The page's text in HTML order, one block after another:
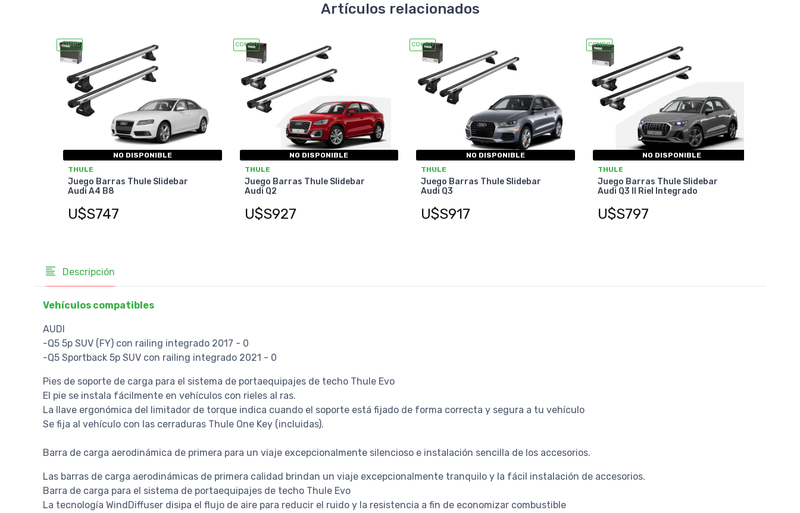
Artículos relacionados
COMBO
NO DISPONIBLE
THULE
Juego Barras Thule Slidebar
Audi A4 B8
U$S747
COMBO
NO DISPONIBLE
THULE
Juego Barras Thule Slidebar
Audi Q2
U$S927
COMBO
NO DISPONIBLE
THULE
Juego Barras Thule Slidebar
Audi Q3
U$S917
COMBO
NO DISPONIBLE
THULE
Juego Barras Thule Slidebar
Audi Q3 II Riel Integrado
U$S797
Descripción
Vehículos compatibles
AUDI
-Q5 5p SUV (FY) con railing integrado 2017 - 0
-Q5 Sportback 5p SUV con railing integrado 2021 - 0
Pies de soporte de carga para el sistema de portaequipajes de techo Thule Evo
El pie se instala fácilmente en vehículos con rieles al ras.
La llave ergonómica del limitador de torque indica cuando el soporte está fijado de forma correcta y segura a tu vehículo
Se fija al vehículo con las cerraduras Thule One Key (incluidas).
Barra de carga aerodinámica de primera para un viaje excepcionalmente silencioso e instalación sencilla de los accesorios.
Las barras de carga aerodinámicas de primera calidad brindan un viaje excepcionalmente tranquilo y la fácil instalación de accesorios.
Barra de carga para el sistema de portaequipajes de techo Thule Evo
La tecnología WindDiffuser disipa el flujo de aire para reducir el ruido y la resistencia a fin de economizar combustible